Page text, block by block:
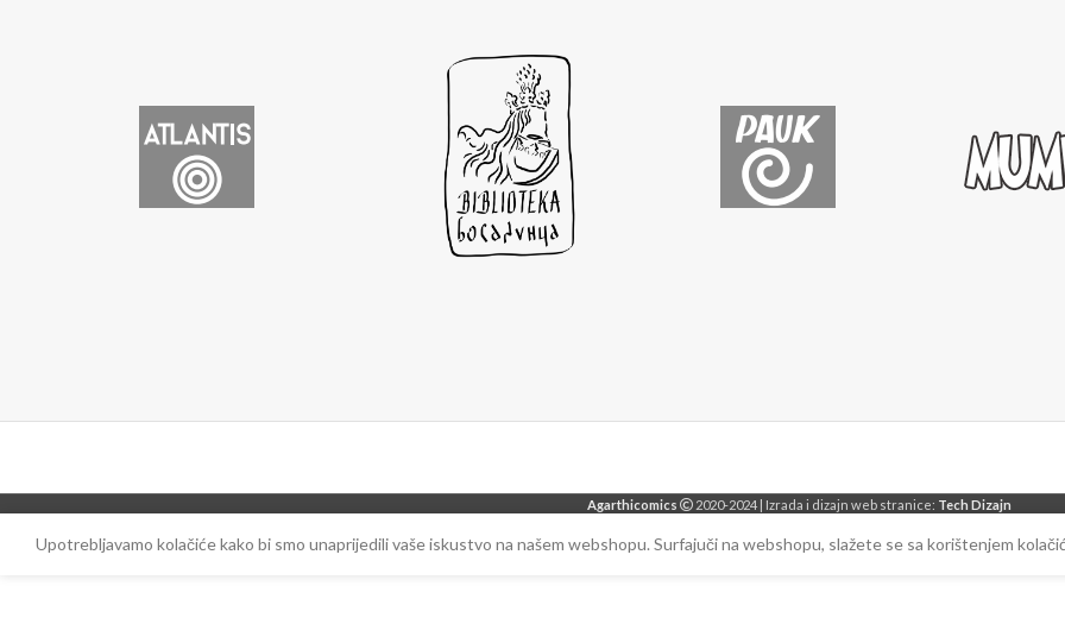
Agarthicomics 2020-2024 | Izrada i dizajn web stranice: Tech Dizajn
Upotrebljavamo kolačiće kako bi smo unaprijedili vaše iskustvo na našem webshopu. Surfajuči na webshopu, slažete se sa korištenjem